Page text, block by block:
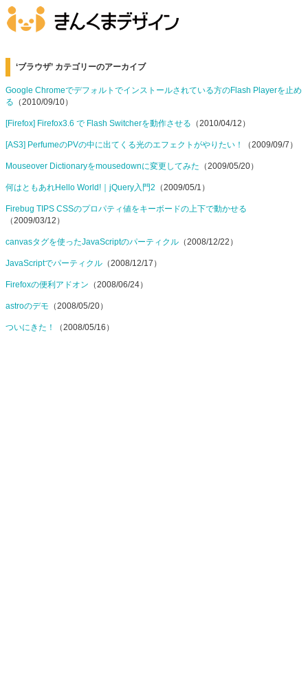
‘ブラウザ’ カテゴリーのアーカイブ
Google Chromeでデフォルトでインストールされている方のFlash Playerを止め
る （2010/09/10）
[Firefox] Firefox3.6 で Flash Switcherを動作させる （2010/04/12）
[AS3] PerfumeのPVの中に出てくる光のエフェクトがやりたい！ （2009/09/7）
Mouseover Dictionaryをmousedownに変更してみた （2009/05/20）
何はともあれHello World!｜jQuery入門2 （2009/05/1）
Firebug TIPS CSSのプロパティ値をキーボードの上下で動かせる
（2009/03/12）
canvasタグを使ったJavaScriptのパーティクル （2008/12/22）
JavaScriptでパーティクル （2008/12/17）
Firefoxの便利アドオン （2008/06/24）
astroのデモ （2008/05/20）
ついにきた！ （2008/05/16）